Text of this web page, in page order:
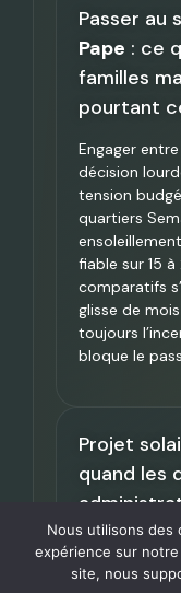
Passer au
Pape : ce
familles
pourtant
Engager
décision
tension
quartiers
fiable sur 15
comparatifs
glisse de
toujours
bloque le
Projet
quand les
bonne
Nous utilisons des
expérience sur
site, nous